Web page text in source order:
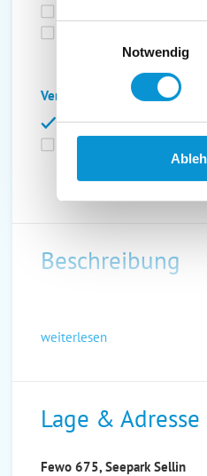
Notwendig
Verpflegung:
Brötchenservice
Vollpension möglich
Beschreibung
weiterlesen
Lage &
Fewo 675, Seepark Sellin